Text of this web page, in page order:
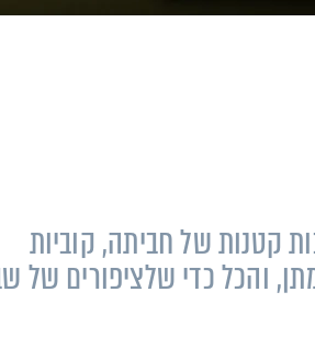
קטנות של חביתה, קוביות
והכל כדי שלציפורים של